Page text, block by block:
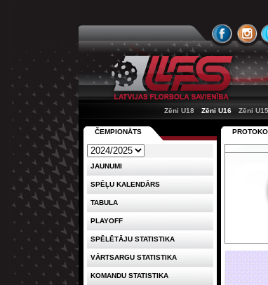
Zēni U18
Zēni U16 Zēni U15
ČEMPIONĀTS
JAUNUMI
SPĒĻU KALENDĀRS
TABULA
PLAYOFF
SPĒLĒTĀJU STATISTIKA
VĀRTSARGU STATISTIKA
KOMANDU STATISTIKA